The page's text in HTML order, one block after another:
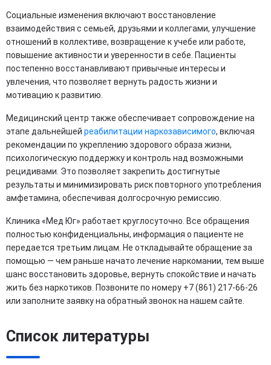
Социальные изменения включают восстановление
взаимодействия с семьей, друзьями и коллегами, улучшение
отношений в коллективе, возвращение к учебе или работе,
повышение активности и уверенности в себе. Пациенты
постепенно восстанавливают привычные интересы и
увлечения, что позволяет вернуть радость жизни и
мотивацию к развитию.
Медицинский центр также обеспечивает сопровождение на
этапе дальнейшей реабилитации наркозависимого, включая
рекомендации по укреплению здорового образа жизни,
психологическую поддержку и контроль над возможными
рецидивами. Это позволяет закрепить достигнутые
результаты и минимизировать риск повторного употребления
амфетамина, обеспечивая долгосрочную ремиссию.
Клиника «Мед Юг» работает круглосуточно. Все обращения
полностью конфиденциальны, информация о пациенте не
передается третьим лицам. Не откладывайте обращение за
помощью — чем раньше начато лечение наркомании, тем выше
шанс восстановить здоровье, вернуть спокойствие и начать
жить без наркотиков. Позвоните по номеру +7 (861) 217-66-26
или заполните заявку на обратный звонок на нашем сайте.
Список литературы